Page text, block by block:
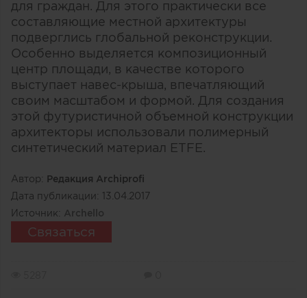
для граждан. Для этого практически все
составляющие местной архитектуры
подверглись глобальной реконструкции.
Особенно выделяется композиционный
центр площади, в качестве которого
выступает навес-крыша, впечатляющий
своим масштабом и формой. Для создания
этой футуристичной объемной конструкции
архитекторы использовали полимерный
синтетический материал ETFE.
Автор: Редакция Archiprofi
Дата публикации: 13.04.2017
Источник: Archello
Связаться